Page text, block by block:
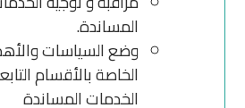
المساندة.
وضع السياسات
الخاصة بالأقسام
الخدمات المساندة